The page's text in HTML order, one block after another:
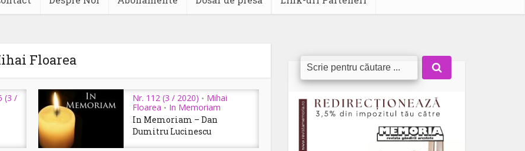
Floarea
(3 /
Nr. 112 (3 / 2020) • Mihai
Floarea • In Memoriam
In Memoriam – Dan
Dumitru Lucinescu